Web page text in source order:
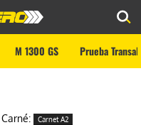
M 1300 GS Prueba
Carné: Carnet A2